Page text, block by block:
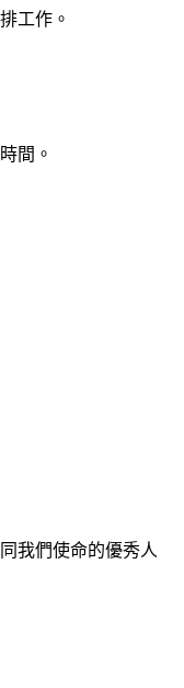
工作。
間。
我們使命的優秀人